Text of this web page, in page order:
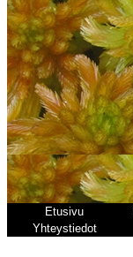
Etusivu
Yhteystiedot